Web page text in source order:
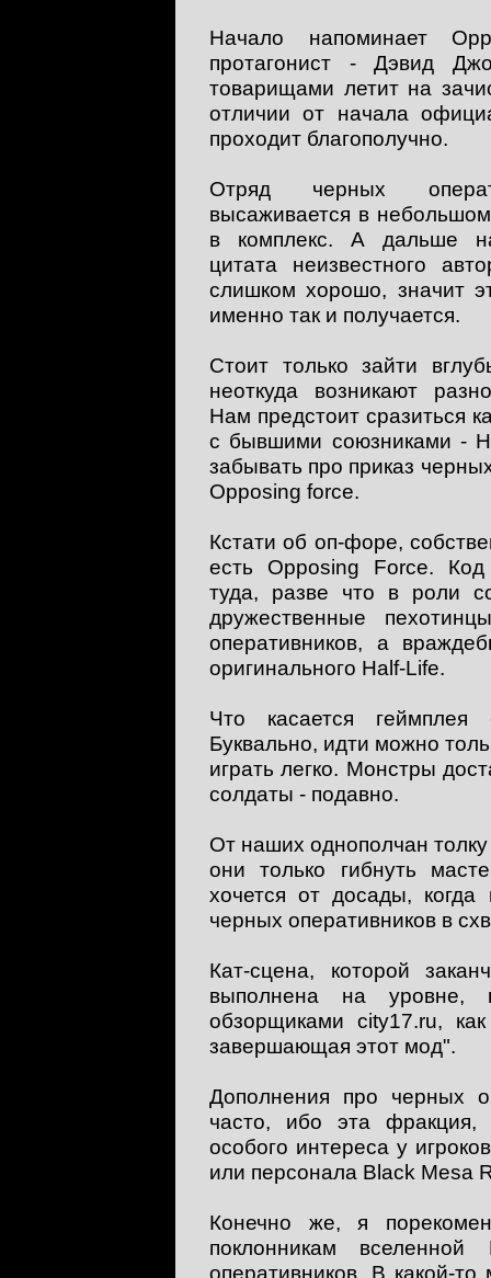
Начало напоминает
протагонист - Дэвид
товарищами летит на
отличии от начала
проходит благополучно.
Отряд черных
высаживается в
в комплекс. А дальше
цитата неизвестного
слишком хорошо, значит
именно так и получается.
Стоит только зайти
неоткуда возникают
Нам предстоит сразиться
с бывшими союзниками -
забывать про приказ
Opposing force.
Кстати об оп-форе,
есть Opposing Force.
туда, разве что в роли
дружественные
оперативников, а
оригинального Half-Life.
Что касается
Буквально, идти можно
играть легко. Монстры
солдаты - подавно.
От наших однополчан толку
они только гибнуть
хочется от досады,
черных оперативников в
Кат-сцена, которой
выполнена на уровне,
обзорщиками city17.ru,
завершающая этот мод".
Дополнения про черных
часто, ибо эта
особого интереса у
или персонала Black Mesa
Конечно же, я
поклонникам
оперативников. В какой-